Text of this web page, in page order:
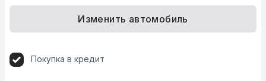
Изменить автомобиль
Покупка в кредит